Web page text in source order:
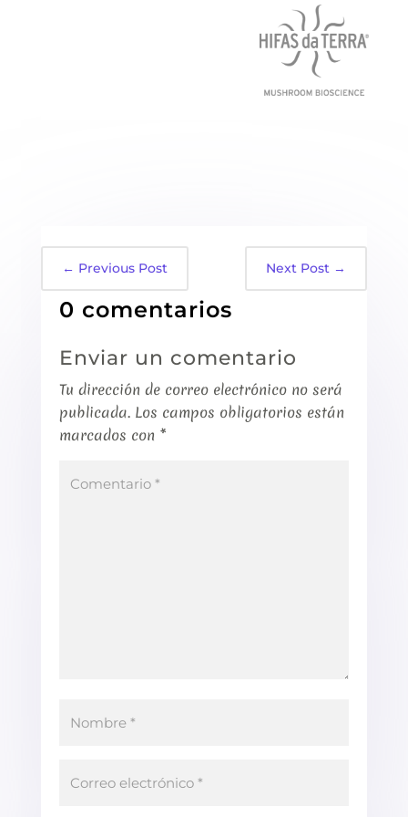
← Previous Post Next Post →
0 comentarios
Enviar un comentario
Tu dirección de correo electrónico no será
publicada. Los campos obligatorios están
marcados con *